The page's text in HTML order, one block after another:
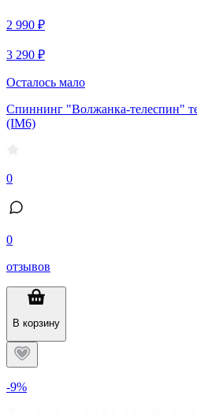
2 990 ₽
3 290 ₽
Осталось мало
Спиннинг "Волжанка-телеспин"
(IM6)
0
0
отзывов
В корзину
-9%